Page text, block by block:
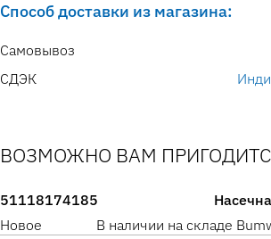
Способ доставки из магазина:
Самовывоз
СДЭК
ВОЗМОЖНО ВАМ
51118174185
Новое
В наличии на складе